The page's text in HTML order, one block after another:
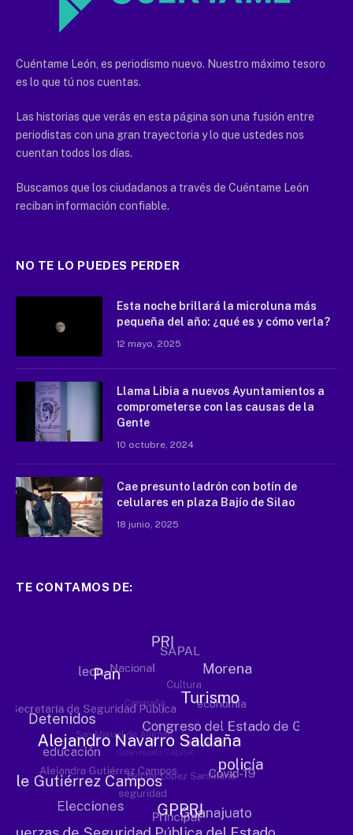
Cuéntame León, es periodismo nuevo. Nuestro máximo tesoro
es lo que tú nos cuentas.
Las historias que verás en esta página son una fusión entre
periodistas con una gran trayectoria y lo que ustedes nos
cuentan todos los días.
Buscamos que los ciudadanos a través de Cuéntame León
reciban información confiable.
NO TE LO PUEDES PERDER
Esta noche brillará la microluna más
pequeña del año: ¿qué es y cómo verla?
12 mayo, 2025
Llama Libia a nuevos Ayuntamientos a
comprometerse con las causas de la
Gente
10 octubre, 2024
Cae presunto ladrón con botín de
celulares en plaza Bajío de Silao
18 junio, 2025
TE CONTAMOS DE: